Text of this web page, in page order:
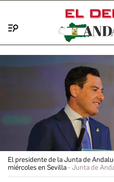
El presidente de la Junta de
miércoles en Sevilla
Junta de